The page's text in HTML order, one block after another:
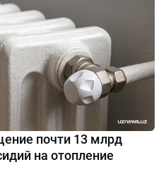
почти 13 млрд
на отопление